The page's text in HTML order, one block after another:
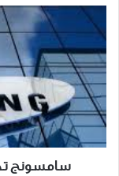
سامسونج
تدرس
إقامة
مجمع
مصانع
للرقائق
الإلكترونية
في
الإماراتسامسونج